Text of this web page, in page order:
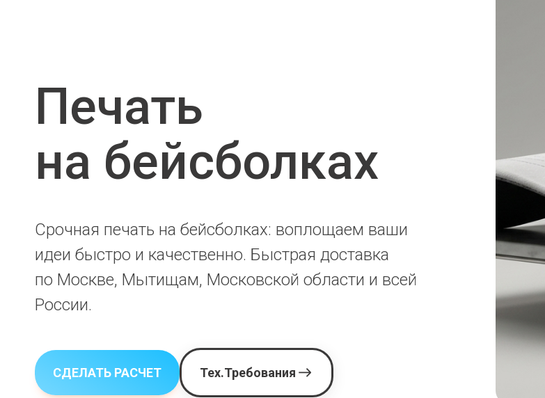
Печать
на бейсболках
Срочная печать на бейсболках: воплощаем ваши
идеи быстро и качественно. Быстрая доставка
по Москве, Мытищам, Московской области и всей
России.
СДЕЛАТЬ РАСЧЕТ Тех.Требования